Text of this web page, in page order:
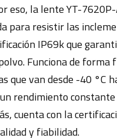
eso, la lente YT-
para resistir las
IP69k que
Funciona de forma
que van desde -40 °C
rendimiento
cuenta con la
y fiabilidad.